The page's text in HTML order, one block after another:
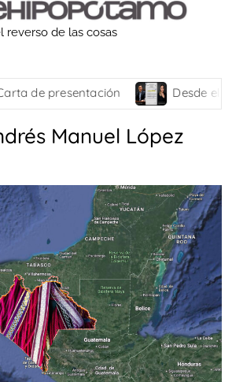
reverso de las cosas
Desde el Altiplano
Manuel López